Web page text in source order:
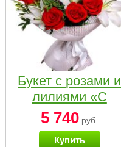
Букет с розами и
лилиями «С
наилучшими
пожеланиями»
5 740 руб.
Купить